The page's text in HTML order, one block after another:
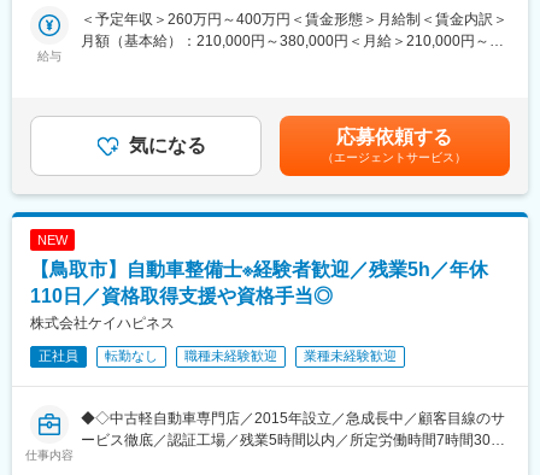
電鉄富山駅・エスタ前駅、富山大学前駅、南富山駅、土崎駅、追
分駅(秋田県)、横手駅、和歌山駅、和歌山市駅、和歌山大学前駅、
駅、佐古駅、石井駅(徳島県)、鴨島駅、勝瑞駅、高知橋駅、朝倉駅
(高知県・とさでん交通)、須崎駅、中村駅、安芸駅、松江駅、出雲
科学館パークタウン前駅、安来駅、鳥取駅、米子駅、倉吉駅、智
駅、長崎駅(長崎県)、別府駅(大分県)、中津駅(大分県)、日田駅、
佐伯駅、都城駅、秋田駅、大曲駅(秋田県)、橋本駅(和歌山県)、佐
賀駅、鳥栖駅、福井駅(福井県)、有楽町駅、飯田橋駅、赤池駅(愛
喜々津駅、乃木駅、揖屋駅、鳥取大学前駅、新宿駅、神泉駅、東
駅、上野広小路駅、平沼橋駅、武蔵溝ノ口駅、花月総持寺駅、中
崎町駅、松屋町駅、谷町九丁目駅、蒲生四丁目駅、ＪＲ難波駅、
■詳細：
お客様への整備内容の報告など接客（基本は営業担当が窓口とな
ります。）
1日当たりの担当件数：車検１台・点検1台 クイック
■採用背景
■組織構成
10代～40代の幅広い年齢の方が3名勤めていらっしゃり、和やか
な雰囲気です。新人教育にも力を入れております！
のお役立ちを行うをモットーに「顧客目線のサービス」を徹底、
急成長しており、認証工場・月間車検30台以上対応可能です。
給与
＜予定年収＞260万円～400万円＜賃金形態＞月給制＜賃金内訳＞
月額（基本給）：210,000円～380,000円＜月給＞210,000円～
性があります。月給(月額)は固定手当を含めた表記です。
気になる 応募依頼する
（エージェントサービス）
NEW
【鳥取市】自動車整備士※経験者歓迎／残業5h／年休
110日／資格取得支援や資格手当◎
株式会社ケイハピネス
正社員 転勤なし 職種未経験歓迎 業種未経験歓迎
仕事内容
◆◇中古軽自動車専門店／2015年設立／急成長中／顧客目線のサ
ービス徹底／認証工場／残業5時間以内／所定労働時間7時間30分